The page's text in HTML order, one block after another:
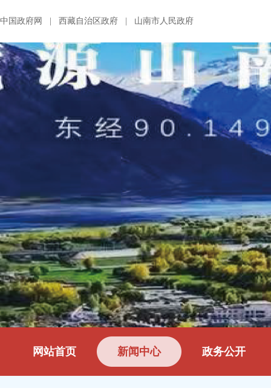
中国政府网 西藏自治区政府 山南市人民政府
网站首页 新闻中心 政务公开